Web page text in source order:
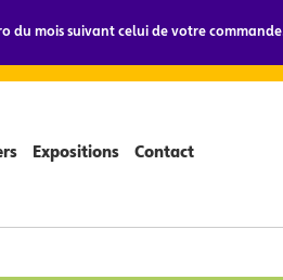
du mois suivant celui de votre
Expositions Contact